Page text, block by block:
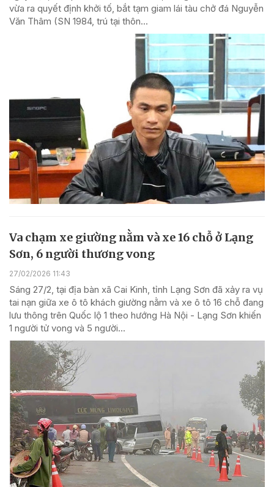
vừa ra quyết định khởi tố, bắt tạm giam lái tàu chở đá Nguyễn
Văn Thâm (SN 1984, trú tại thôn...
Va chạm xe giường nằm và xe 16 chỗ ở Lạng
Sơn, 6 người thương vong
27/02/2026 11:43
Sáng 27/2, tại địa bàn xã Cai Kinh, tỉnh Lạng Sơn đã xảy ra vụ
tai nạn giữa xe ô tô khách giường nằm và xe ô tô 16 chỗ đang
lưu thông trên Quốc lộ 1 theo hướng Hà Nội - Lạng Sơn khiến
1 người tử vong và 5 người...